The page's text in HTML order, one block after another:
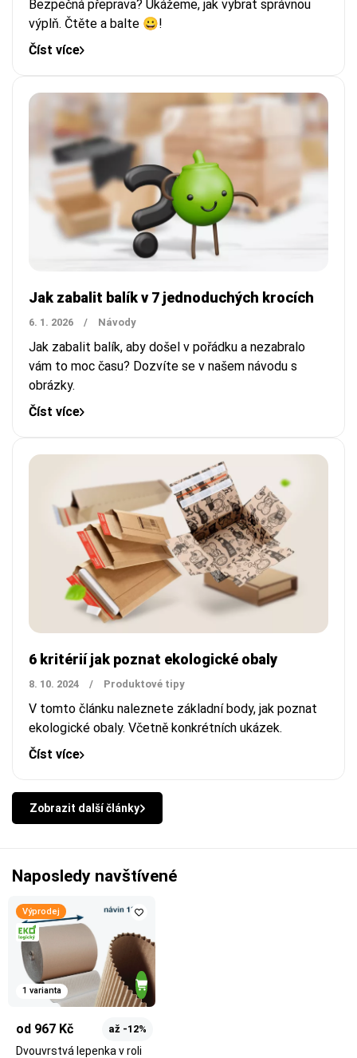
Bezpečná přeprava? Ukážeme, jak vybrat správnou
výplň. Čtěte a balte 😀!
Číst více
Jak zabalit balík v 7 jednoduchých krocích
6. 1. 2026 / Návody
Jak zabalit balík, aby došel v pořádku a nezabralo
vám to moc času? Dozvíte se v našem návodu s
obrázky.
Číst více
6 kritérií jak poznat ekologické obaly
8. 10. 2024 / Produktové tipy
V tomto článku naleznete základní body, jak poznat
ekologické obaly. Včetně konkrétních ukázek.
Číst více
Zobrazit další články
Naposledy navštívené
Výprodej
1 varianta
od 967 Kč až -12%
Dvouvrstvá lepenka v roli